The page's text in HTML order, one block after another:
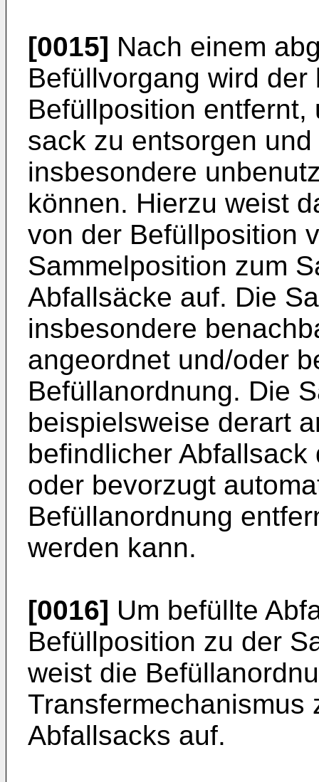
[0015] Nach einem
Befüllvorgang wird
Befüllposition
sack zu entsorgen
insbesondere
können. Hierzu weist
von der Befüllposition
Sammelposition zum
Abfallsäcke auf. Die
insbesondere
angeordnet und/oder
Befüllanordnung. Die
beispielsweise derart
befindlicher
oder bevorzugt
Befüllanordnung
werden kann.
[0016] Um befüllte
Befüllposition zu der
weist die
Transfermechanismus
Abfallsacks auf.